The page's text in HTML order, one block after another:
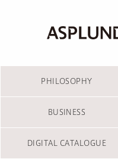
PHILOSOPHY
BUSINESS
DIGITAL CATALOGUE